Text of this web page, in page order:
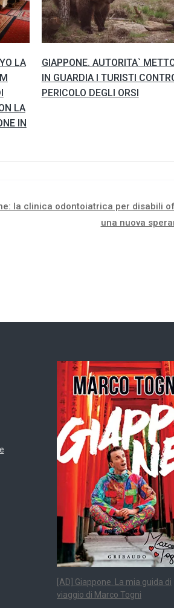
LA
LA
IN
GIAPPONE. AUTORITA`
IN GUARDIA I TURISTI
PERICOLO DEGLI ORSI
la clinica odontoiatrica per disabili
una nuova
[AD] Giappone. La mia guida di
viaggio di Marco Togni